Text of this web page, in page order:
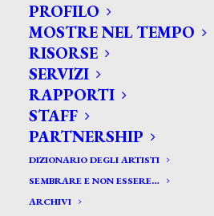
PROFILO
MOSTRE NEL TEMPO
RISORSE
SERVIZI
RAPPORTI
STAFF
PARTNERSHIP
DIZIONARIO DEGLI ARTISTI
SEMBRARE E NON ESSERE…
ARCHIVI
CERCA TRA GLI ARTISTI:
Search
for: